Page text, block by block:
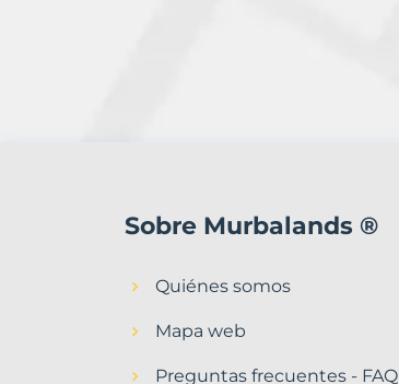
Sobre Murbalands ®
Quiénes somos
Mapa web
Preguntas frecuentes - FAQ